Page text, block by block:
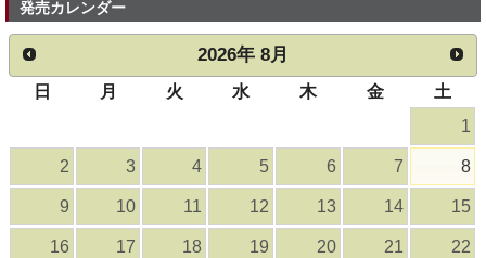
発売カレンダー
2026年 8月
日 月 火 水 木 金
土
1
2 3 4 5 6 7 8
9 10 11 12 13 14 15
16 17 18 19 20 21 22